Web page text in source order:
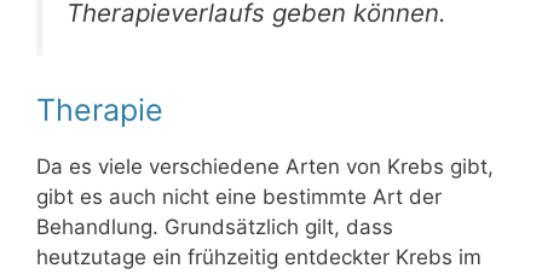
Therapieverlaufs geben können.
Therapie
Da es viele verschiedene Arten von Krebs gibt,
gibt es auch nicht eine bestimmte Art der
Behandlung. Grundsätzlich gilt, dass
heutzutage ein frühzeitig entdeckter Krebs im